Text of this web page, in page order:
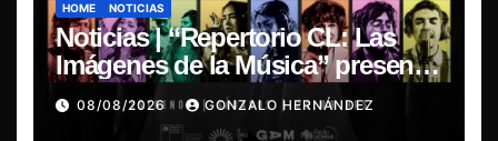
HOME NOTICIAS
Noticias | “Repertorio CL: Las
Imágenes de la Música” presenta
la esencia del nuevo sonido
nacional
08/08/2026 GONZALO HERNÁNDEZ